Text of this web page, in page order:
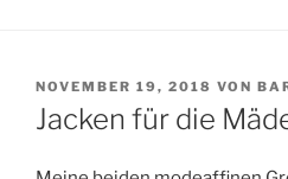
VERÖFFENTLICHT
AM
NOVEMBER 19, 2018 VON
Jacken für die